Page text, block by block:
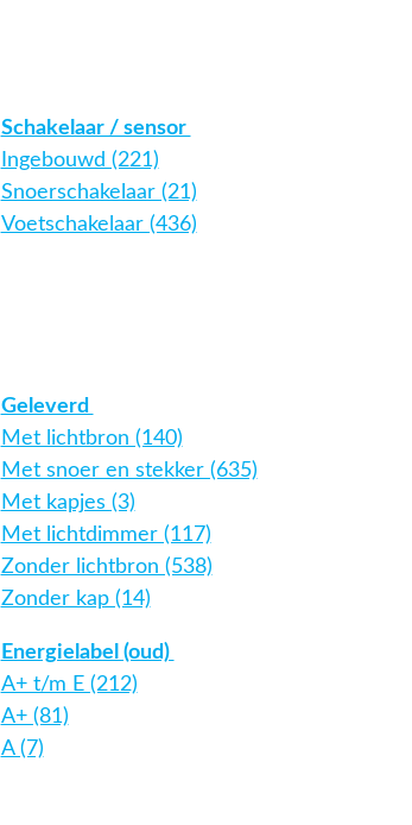
Schakelaar / sensor
Ingebouwd (221)
Snoerschakelaar (21)
Voetschakelaar (436)
Geleverd
Met lichtbron (140)
Met snoer en stekker (635)
Met kapjes (3)
Met lichtdimmer (117)
Zonder lichtbron (538)
Zonder kap (14)
Energielabel (oud)
A+ t/m E (212)
A+ (81)
A (7)